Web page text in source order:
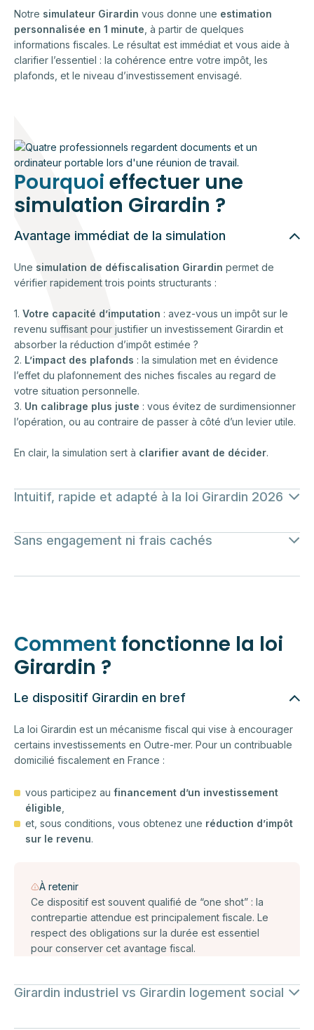
Notre simulateur Girardin vous donne une estimation
personnalisée en 1 minute , à partir de quelques
informations fiscales. Le résultat est immédiat et vous aide à
clarifier l’essentiel : la cohérence entre votre impôt, les
plafonds, et le niveau d’investissement envisagé.
Pourquoi effectuer une
simulation Girardin ?
Avantage immédiat de la simulation
Une simulation de défiscalisation Girardin permet de
vérifier rapidement trois points structurants :
1. Votre capacité d’imputation : avez-vous un impôt sur le
revenu suffisant pour justifier un investissement Girardin et
absorber la réduction d’impôt estimée ?
2. L’impact des plafonds : la simulation met en évidence
l’effet du plafonnement des niches fiscales au regard de
votre situation personnelle.
3. Un calibrage plus juste : vous évitez de surdimensionner
l’opération, ou au contraire de passer à côté d’un levier utile.
En clair, la simulation sert à clarifier avant de décider.
Intuitif, rapide et adapté à la loi Girardin 2026
complet. L’objectif est de proposer uneestimation
l’année fiscale concernée en tenant compte des paramètres
À savoir
La simulation Girardin est conçue pour estimer
l’avantage fiscal de l’investissement effectué en 2026,
cet avantage fiscal étant restitué en 2027.
La simulation ne remplace pas une analyse complète,
Sans engagement ni frais cachés
Comment fonctionne la loi
Girardin ?
Le dispositif Girardin en bref
La loi Girardin est un mécanisme fiscal qui vise à encourager
certains investissements en Outre-mer. Pour un contribuable
domicilié fiscalement en France :
vous participez au financement d’un investissement
éligible
et, sous conditions, vous obtenez une réduction d’impôt
sur le revenu.
À retenir
Ce dispositif est souvent qualifié de “one shot” : la
contrepartie attendue est principalement fiscale. Le
respect des obligations sur la durée est essentiel
pour conserver cet avantage fiscal.
Girardin industriel vs Girardin logement social